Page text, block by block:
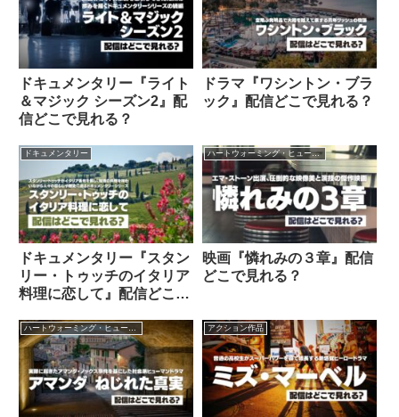
ドキュメンタリー『ライト
＆マジック シーズン2』配
信どこで見れる？
ドラマ『ワシントン・ブラ
ック』配信どこで見れる？
ドキュメンタリー
ドキュメンタリー『スタン
リー・トゥッチのイタリア
料理に恋して』配信どこで
ハートウォーミング・ヒューマン作品
映画『憐れみの３章』配信
どこで見れる？
ハートウォーミング・ヒューマン作品 アクション作品